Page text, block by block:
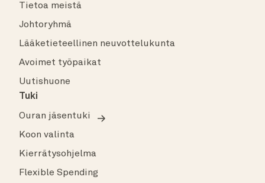
Tietoa meistä
Johtoryhmä
Lääketieteellinen neuvottelukunta
Avoimet työpaikat
Uutishuone
Tuki
Ouran jäsentuki
Koon valinta
Kierrätysohjelma
Flexible Spending